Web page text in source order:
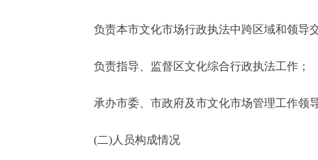
负责本市文化市场行政执法中跨区域和领导
负责指导、监督区文化综合行政执法工作；
承办市委、市政府及市文化市场管理工作领
(二)人员构成情况